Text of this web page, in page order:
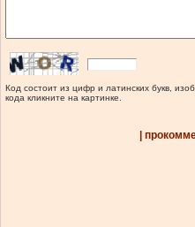
Код состоит из цифр и латинских букв,
кода кликните на картинке.
|